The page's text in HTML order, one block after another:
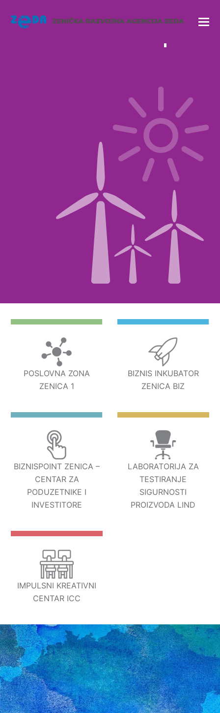
GreenCap
POSLOVNA ZONA
ZENICA 1
BIZNIS INKUBATOR
ZENICA BIZ
BIZNISPOINT ZENICA –
CENTAR ZA
PODUZETNIKE I
INVESTITORE
LABORATORIJA ZA
TESTIRANJE
SIGURNOSTI
PROIZVODA LIND
IMPULSNI KREATIVNI
CENTAR ICC